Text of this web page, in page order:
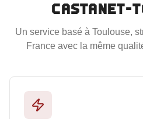
Castanet-
Un service basé à Toulouse,
France avec la même